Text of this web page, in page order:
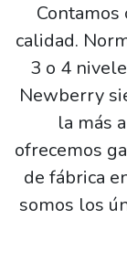
Contamos
calidad.
3 o 4
Newberry
la más
ofrecemos
de fábrica
somos los